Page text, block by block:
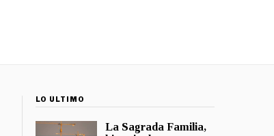
LO ÚLTIMO
La Sagrada Familia,